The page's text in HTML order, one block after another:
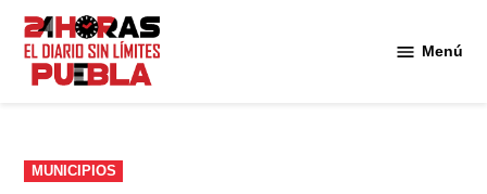
Saltar
contenido
Menú
PUBLICADO
EN
MUNICIPIOS